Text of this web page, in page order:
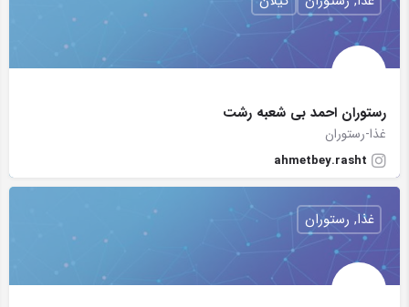
رستوران احمد بی شعبه رشت
غذا-رستوران
ahmetbey.rasht
غذا, رستوران